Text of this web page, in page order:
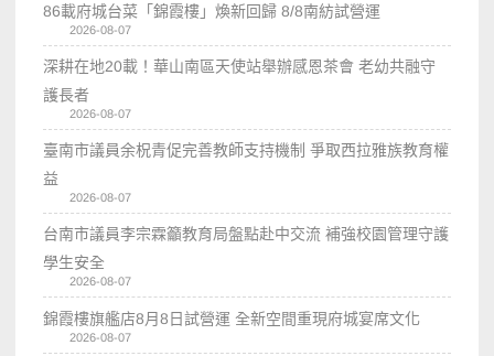
86載府城台菜「錦霞樓」煥新回歸 8/8南紡試營運
2026-08-07
深耕在地20載！華山南區天使站舉辦感恩茶會 老幼共融守
護長者
2026-08-07
臺南市議員余柷青促完善教師支持機制 爭取西拉雅族教育權
益
2026-08-07
台南市議員李宗霖籲教育局盤點赴中交流 補強校園管理守護
學生安全
2026-08-07
錦霞樓旗艦店8月8日試營運 全新空間重現府城宴席文化
2026-08-07